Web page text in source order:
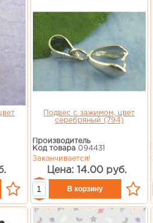
Подвес с зажимом, цвет
серебряный (794)
Производитель
Код товара094431
Заканчивается!
Цена: 14.00 руб.